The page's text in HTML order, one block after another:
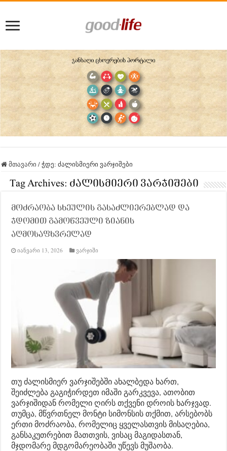
მთავარი /ჭდე:ძალისმიერი ვარჯიშები
Tag Archives: ძალისმიერი ვარჯიშები
მოძრაობა სხეულის გასაძლიერებლად და
ჯდომით გამოწვეული ზიანის
აღმოსაფხვრელად
იანვარი 13, 2026 ვარჯიში
თუ ძალისმიერ ვარჯიშებში ახალბედა ხართ,
შეიძლება გაგიჭირდეთ იმაში გარკვევა, ათობით
ვარჯიშიდან რომელი ღირს თქვენი დროის ხარჯვად.
თუმცა, მწვრთნელ მონტი სიმონსის თქმით, არსებობს
ერთი მოძრაობა, რომელიც ყველასთვის მისაღებია,
განსაკუთრებით მათთვის, ვისაც მაგიდასთან,
მჯდომარე მდგომარეობაში უწევს მუშაობა.